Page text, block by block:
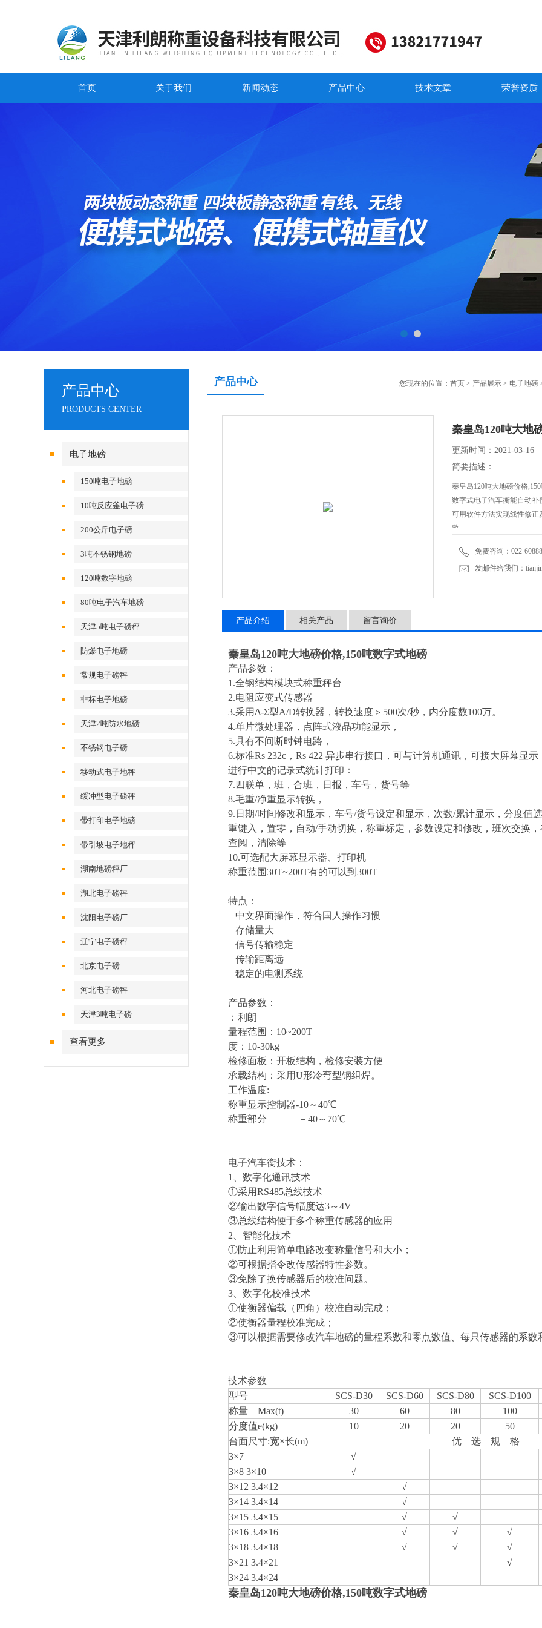
首页 关于我们 新闻动态 产品中心 技术文章 荣誉资质
产品中心
PRODUCTS CENTER
电子地磅
150吨电子地磅
10吨反应釜电子磅
200公斤电子磅
3吨不锈钢地磅
120吨数字地磅
80吨电子汽车地磅
天津5吨电子磅秤
防爆电子地磅
常规电子磅秤
非标电子地磅
天津2吨防水地磅
不锈钢电子磅
移动式电子地秤
缓冲型电子磅秤
带打印电子地磅
带引坡电子地秤
湖南地磅秤厂
湖北电子磅秤
沈阳电子磅厂
辽宁电子磅秤
北京电子磅
河北电子磅秤
天津3吨电子磅
查看更多
产品中心 您现在的位置： 首页 > 产品展示 > 电子地磅
秦皇岛120吨大地
更新时间：2021-03-16
简要描述：
秦皇岛120吨大地磅价格
数字式电子汽车衡能自动补
可用软件方法实现线性修正
整。
重的和部门。
免费咨询：022-
发邮件给我们：
产品介绍 相关产品 留言询价
秦皇岛120吨大地磅价格,150吨数字式地磅
产品参数 ：
1.全钢结构模块式称重秤台
2.电阻应变式传感器
3.采用Δ-Σ型A/D转换器，转换速度＞500次/秒，内分度数100万。
4.单片微处理器，点阵式液晶功能显示，
5.具有不间断时钟电路，
6.标准Rs 232c，Rs 422 异步串行接口，可与计算机通讯，可接大屏幕显
进行中文的记录式统计打印：
7.四联单，班，合班，日报，车号，货号等
8.毛重/净重显示转换，
9.日期/时间修改和显示，车号/货号设定和显示，次数/累计显示，分度值
重键入，置零，自动/手动切换，称重标定，参数设定和修改，班次交换
查阅，清除等
10.可选配大屏幕显示器、打印机
称重范围30T~200T有的可以到 300T
特点：
中文界面操作，符合国人操作习惯
存储量大
信号传输稳定
传输距离远
稳定的电测系统
产品参数：
：利朗
量程范围：10~200T
度：10-30kg
检修面板：开板结构，检修安装方便
承载结构：采用U形冷弯型钢组焊。
工作温度:
称重显示控制器-10～40℃
称重部分 －40～70℃
电子汽车衡技术 ：
1、数字化通讯技术
①采用RS485总线技术
②输出数字信号幅度达3～4V
③总线结构便于多个称重传感器的应用
2、智能化技术
①防止利用简单电路改变称量信号和大小；
②可根据指令改传感器特性参数。
③免除了换传感器后的校准问题。
3、数字化校准技术
①使衡器偏载（四角）校准自动完成；
②使衡器量程校准完成；
③可以根据需要修改汽车地磅的量程系数和零点数值、每只传感器的系数
技术参数
型号
SCS-D30 SCS-D60 SCS-D80 SCS-D100
称量 Max(t)
30 60 80 100
分度值e(kg)
10 20 20 50
台面尺寸:宽×长(m)
优 选 规 格
3×7
√
3×8 3×10
√
3×12 3.4×12
√
3×14 3.4×14
√
3×15 3.4×15
√
√
3×16 3.4×16
√ √
√
3×18 3.4×18
√ √ √
3×21 3.4×21
√
3×24 3.4×24
秦皇岛120吨大地磅价格,150吨数字式地磅